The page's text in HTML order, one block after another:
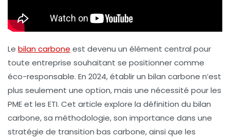
Le bilan carbone est devenu un élément central pour
toute entreprise souhaitant se positionner comme
éco-responsable. En 2024, établir un bilan carbone n’est
plus seulement une option, mais une nécessité pour les
PME et les ETI. Cet article explore la définition du bilan
carbone, sa méthodologie, son importance dans une
stratégie de transition bas carbone, ainsi que les